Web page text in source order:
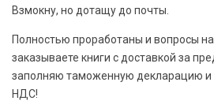
Взмокну, но дотащу до почты.
Полностью проработаны и вопросы
заказываете книги с доставкой за
заполняю таможенную декларацию и
НДС!